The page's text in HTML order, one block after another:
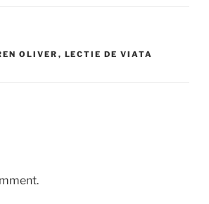
OLIVER , LECTIE DE VIATA